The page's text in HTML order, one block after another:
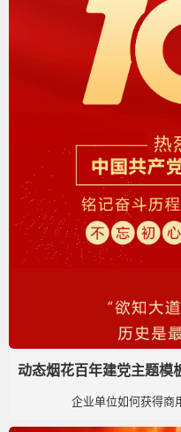
动态烟花百年建党主题模
企业单位如何获得商